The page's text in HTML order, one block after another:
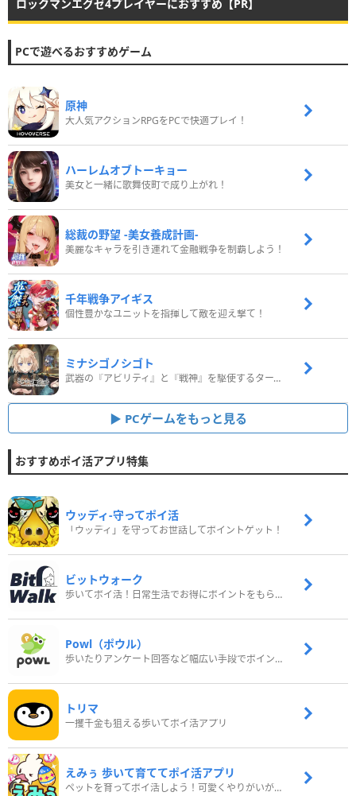
ロックマンエグゼ4プレイヤーにおすすめ【PR】
PCで遊べるおすすめゲーム
原神
大人気アクションRPGをPCで快適プレイ！
ハーレムオブトーキョー
美女と一緒に歌舞伎町で成り上がれ！
総裁の野望 -美女養成計画-
美麗なキャラを引き連れて金融戦争を制覇しよう！
千年戦争アイギス
個性豊かなユニットを指揮して敵を迎え撃て！
ミナシゴノシゴト
武器の『アビリティ』と『戦神』を駆使するターン制コマンドバトルRPG！
PCゲームをもっと見る
おすすめポイ活アプリ特集
ウッディ‐守ってポイ活
「ウッディ」を守ってお世話してポイントゲット！
ビットウォーク
歩いてポイ活！日常生活でお得にポイントをもらおう
Powl（ポウル）
歩いたりアンケート回答など幅広い手段でポイントをゲット
トリマ
一攫千金も狙える歩いてポイ活アプリ
えみぅ 歩いて育ててポイ活アプリ
ペットを育ってポイ活しよう！可愛くやりがいがある新感覚アプリ